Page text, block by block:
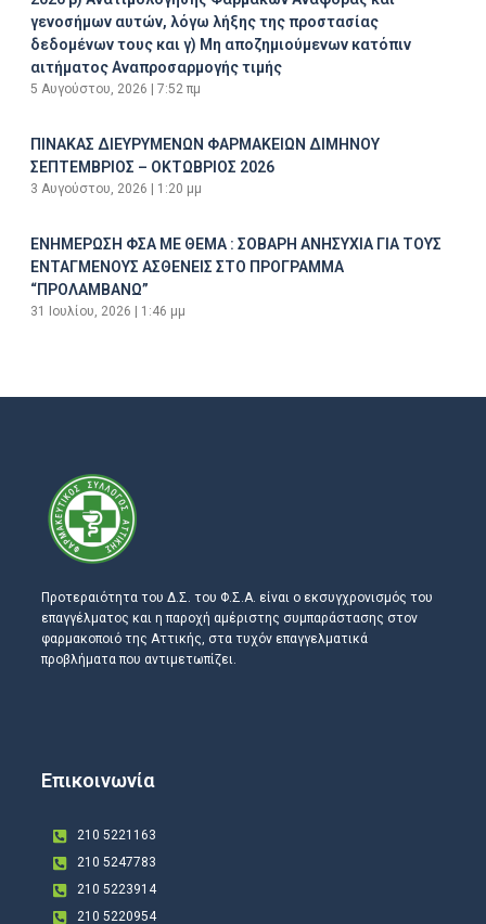
γενοσήμων αυτών, λόγω λήξης της προστασίας
δεδομένων τους και γ) Μη αποζημιούμενων κατόπιν
αιτήματος Αναπροσαρμογής τιμής
5 Αυγούστου, 2026 7:52 πμ
ΠΙΝΑΚΑΣ ΔΙΕΥΡΥΜΕΝΩΝ ΦΑΡΜΑΚΕΙΩΝ ΔΙΜΗΝΟΥ
ΣΕΠΤΕΜΒΡΙΟΣ – ΟΚΤΩΒΡΙΟΣ 2026
3 Αυγούστου, 2026 1:20 μμ
ΕΝΗΜΕΡΩΣΗ ΦΣΑ ΜΕ ΘΕΜΑ : ΣΟΒΑΡΗ ΑΝΗΣΥΧΙΑ ΓΙΑ ΤΟΥΣ
ΕΝΤΑΓΜΕΝΟΥΣ ΑΣΘΕΝΕΙΣ ΣΤΟ ΠΡΟΓΡΑΜΜΑ
“ΠΡΟΛΑΜΒΑΝΩ”
31 Ιουλίου, 2026 1:46 μμ
Προτεραιότητα του Δ.Σ. του Φ.Σ.Α. είναι ο εκσυγχρονισμός του
επαγγέλματος και η παροχή αμέριστης συμπαράστασης στον
φαρμακοποιό της Αττικής, στα τυχόν επαγγελματικά
προβλήματα που αντιμετωπίζει.
Επικοινωνία
210 5221163
210 5247783
210 5223914
210 5220954